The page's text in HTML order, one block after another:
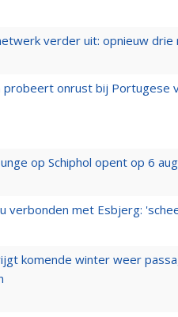
verder uit: opnieuw
probeert onrust bij Portugese
op Schiphol opent op 6
verbonden met Esbjerg:
komende winter weer